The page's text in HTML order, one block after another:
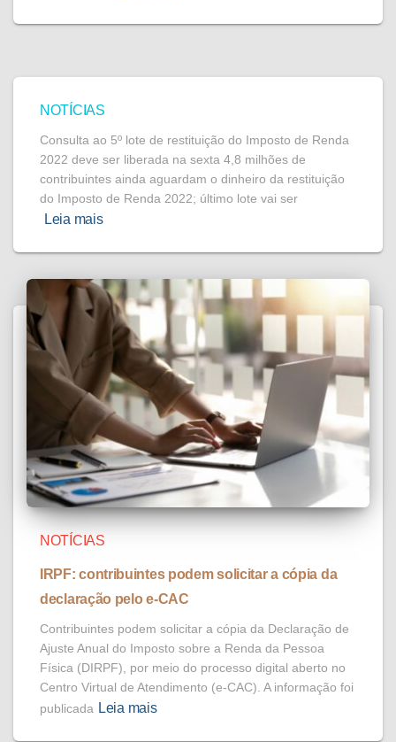
NOTÍCIAS
Consulta ao 5º lote de restituição do Imposto de Renda
2022 deve ser liberada na sexta 4,8 milhões de
contribuintes ainda aguardam o dinheiro da restituição
do Imposto de Renda 2022; último lote vai ser
Leia mais
NOTÍCIAS
IRPF: contribuintes podem solicitar a cópia da
declaração pelo e-CAC
Contribuintes podem solicitar a cópia da Declaração de
Ajuste Anual do Imposto sobre a Renda da Pessoa
Física (DIRPF), por meio do processo digital aberto no
Centro Virtual de Atendimento (e-CAC). A informação foi
publicada Leia mais